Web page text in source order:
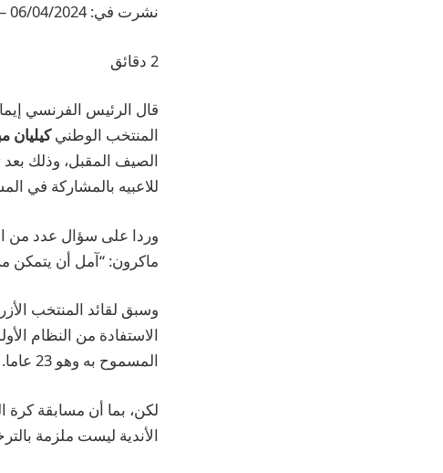
نشرت في:06/04/2024 – 16:25
2 دقائق
قال الرئيس الفرنسي
المنتخب الوطنيكيليان
الصيف المقبل، وذلك بعد
للاعبيه بالمشاركة في
وردا على سؤال عدد من
ماكرون: “آمل أن يتمكن
وسبق لقائد المنتخب
الاستفادة من النظام
المسموح به وهو 23 عاما.
لكن، بما أن مسابقة كرة
الأندية ليست ملزمة